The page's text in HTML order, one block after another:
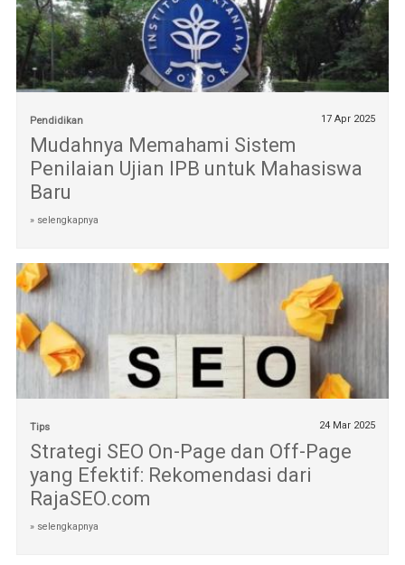
Pendidikan 17 Apr 2025
Mudahnya Memahami Sistem
Penilaian Ujian IPB untuk Mahasiswa
Baru
» selengkapnya
Tips 24 Mar 2025
Strategi SEO On-Page dan Off-Page
yang Efektif: Rekomendasi dari
RajaSEO.com
» selengkapnya